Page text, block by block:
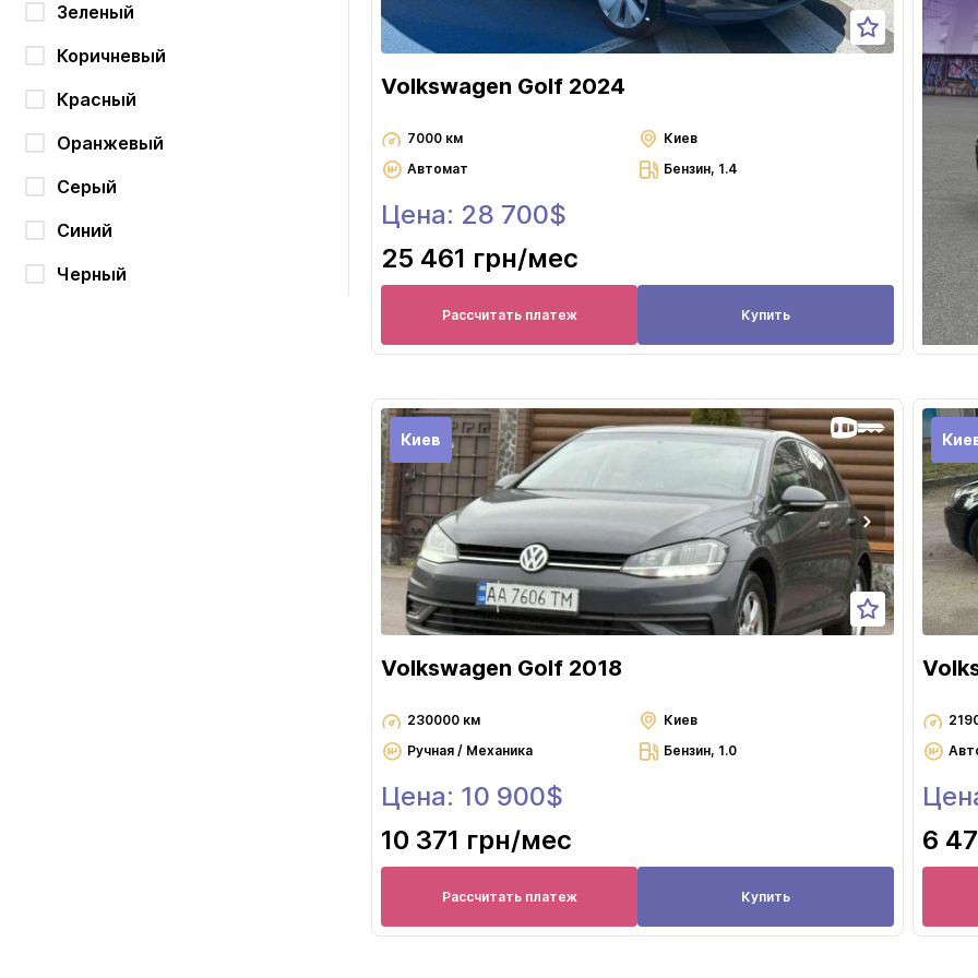
Зеленый
Коричневый
Красный
Оранжевый
Серый
Синий
Черный
Volkswagen Golf 2024
7000 км
Киев
Автомат
Бензин, 1.4
Цена: 28 700$
25 461 грн/мес
Рассчитать платеж Купить
Киев
Volkswagen Golf 2018
230000 км
Киев
Ручная / Механика
Бензин, 1.0
Цена: 10 900$
10 371 грн/мес
Рассчитать платеж Купить
6